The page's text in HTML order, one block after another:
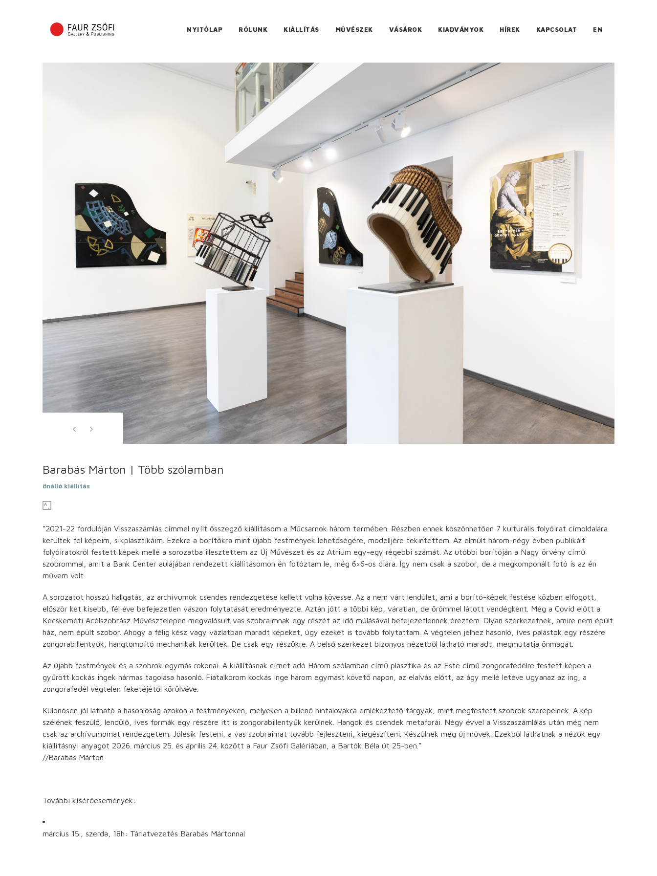
NYITÓLAP RÓLUNK KIÁLLÍTÁS MŰVÉSZEK VÁSÁROK KIADVÁNYOK HÍREK KAPCSOLAT EN
Barabás Márton | Több szólamban
önálló kiállítás
“2021-22 fordulóján Visszaszámlás címmel nyílt összegző kiállításom a Műcsarnok három termében. Részben ennek köszönhetően 7 kulturális folyóirat címoldalára
kerültek fel képeim, síkplasztikáim. Ezekre a borítókra mint újabb festmények lehetőségére, modelljére tekintettem. Az elmúlt három-négy évben publikált
folyóiratokról festett képek mellé a sorozatba illesztettem az Új Művészet és az Atrium egy-egy régebbi számát. Az utóbbi borítóján a Nagy örvény című
szobrommal, amit a Bank Center aulájában rendezett kiállításomon én fotóztam le, még 6×6-os diára. Így nem csak a szobor, de a megkomponált fotó is az én
művem volt.
A sorozatot hosszú hallgatás, az archívumok csendes rendezgetése kellett volna kövesse. Az a nem várt lendület, ami a borító-képek festése közben elfogott,
először két kisebb, fél éve befejezetlen vászon folytatását eredményezte. Aztán jött a többi kép, váratlan, de örömmel látott vendégként. Még a Covid előtt a
Kecskeméti Acélszobrász Művésztelepen megvalósult vas szobraimnak egy részét az idő múlásával befejezetlennek éreztem. Olyan szerkezetnek, amire nem épült
ház, nem épült szobor. Ahogy a félig kész vagy vázlatban maradt képeket, úgy ezeket is tovább folytattam. A végtelen jelhez hasonló, íves palástok egy részére
zongorabillentyűk, hangtompító mechanikák kerültek. De csak egy részükre. A belső szerkezet bizonyos nézetből látható maradt, megmutatja önmagát.
Az újabb festmények és a szobrok egymás rokonai. A kiállításnak címet adó Három szólamban című plasztika és az Este című zongorafedélre festett képen a
gyűrött kockás ingek hármas tagolása hasonló. Fiatalkorom kockás inge három egymást követő napon, az elalvás előtt, az ágy mellé letéve ugyanaz az ing, a
zongorafedél végtelen feketéjétől körülvéve.
Különösen jól látható a hasonlóság azokon a festményeken, melyeken a billenő hintalovakra emlékeztető tárgyak, mint megfestett szobrok szerepelnek. A kép
szélének feszülő, lendülő, íves formák egy részére itt is zongorabillentyűk kerülnek. Hangok és csendek metaforái. Négy évvel a Visszaszámlálás után még nem
csak az archívumomat rendezgetem. Jólesik festeni, a vas szobraimat tovább fejleszteni, kiegészíteni. Készülnek még új művek. Ezekből láthatnak a nézők egy
kiállításnyi anyagot 2026. március 25. és április 24. között a Faur Zsófi Galériában, a Bartók Béla út 25-ben.”
//Barabás Márton
További kísérőesemények:
március 15., szerda, 18h: Tárlatvezetés Barabás Mártonnal